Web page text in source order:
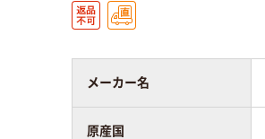
メーカー名
原産国